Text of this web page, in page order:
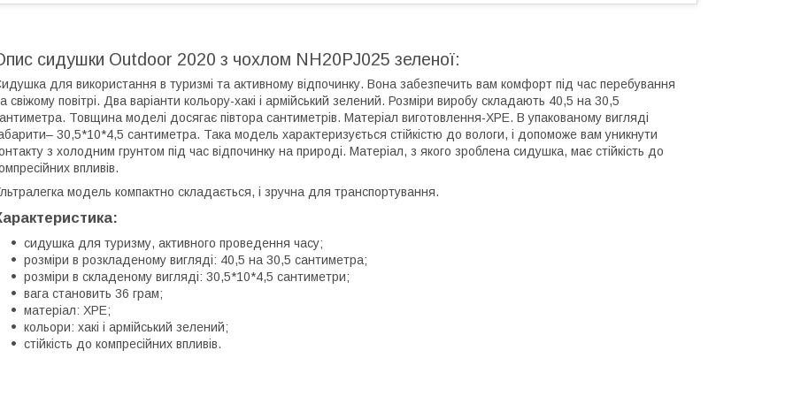
сидушки Outdoor 2020 з чохлом NH20PJ025 зеленої:
для використання в туризмі та активному відпочинку. Вона забезпечить вам комфорт під час перебування
свіжому повітрі. Два варіанти кольору-хакі і армійський зелений. Розміри виробу складають 40,5 на 30,5
Товщина моделі досягає півтора сантиметрів. Матеріал виготовлення-XPE. В упакованому вигляді
30,5*10*4,5 сантиметра. Така модель характеризується стійкістю до вологи, і допоможе вам уникнути
з холодним грунтом під час відпочинку на природі. Матеріал, з якого зроблена сидушка, має стійкість до
впливів.
модель компактно складається, і зручна для транспортування.
сидушка для туризму, активного проведення часу;
розміри в розкладеному вигляді: 40,5 на 30,5 сантиметра;
розміри в складеному вигляді: 30,5*10*4,5 сантиметри;
вага становить 36 грам;
матеріал: XPE;
кольори: хакі і армійський зелений;
стійкість до компресійних впливів.